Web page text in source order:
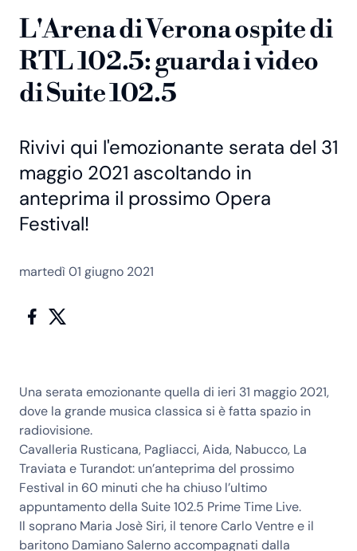
L'Arena di Verona ospite di
RTL 102.5: guarda i video
di Suite 102.5
Rivivi qui l'emozionante serata del 31
maggio 2021 ascoltando in
anteprima il prossimo Opera
Festival!
martedì 01 giugno 2021
Una serata emozionante quella di ieri 31 maggio 2021,
dove la grande musica classica si è fatta spazio in
radiovisione.
Cavalleria Rusticana, Pagliacci, Aida, Nabucco, La
Traviata e Turandot: un’anteprima del prossimo
Festival in 60 minuti che ha chiuso l’ultimo
appuntamento della Suite 102.5 Prime Time Live.
Il soprano Maria Josè Siri, il tenore Carlo Ventre e il
baritono Damiano Salerno accompagnati dalla